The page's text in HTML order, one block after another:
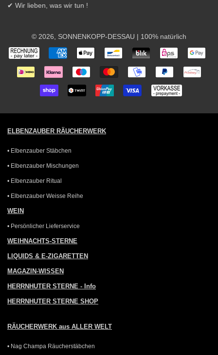
✔ Wir lieben, was wir tun !
© 2026, SONNENKOPP-DESSAU | 100% natürlich
Zahlungsarten
ELBENZAUBER RÄUCHERWERK
• Elbenzauber Stäbchen
• Elbenzauber Mischungen
• Elbenzauber Ritual
• Elbenzauber Weisse Reihe
WEIN
• Persönlicher Lieferservice
WEIHNACHTS-STERNE
LIQUIDS & E-ZIGARETTEN
MAGAZIN-WISSEN
HERRNHUTER STERNE - Info
HERRNHUTER STERNE SHOP
RÄUCHERWERK aus ALLER WELT
• Nag Champa Räucherstäbchen